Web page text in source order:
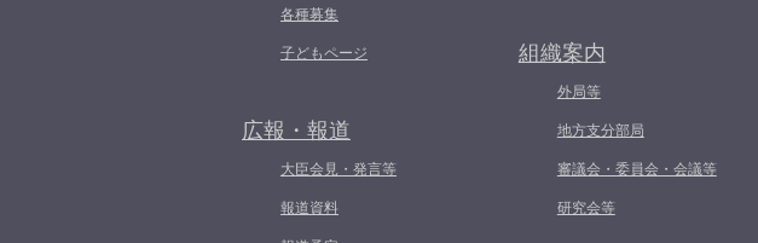
各種募集
子どもページ
広報・報道
大臣会見・発言等
報道資料
組織案内
外局等
地方支分部局
審議会・委員会・会議等
研究会等